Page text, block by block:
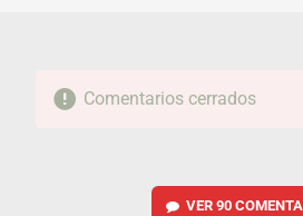
Comentarios cerrados
VER 90